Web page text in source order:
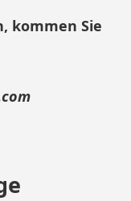
kommen Sie